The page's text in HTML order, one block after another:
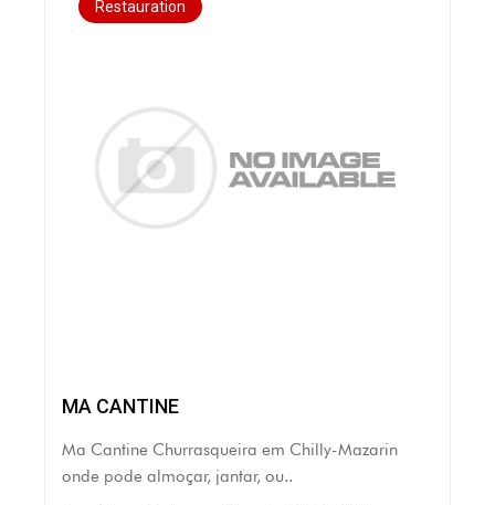
Restauration
MA CANTINE
Ma Cantine Churrasqueira em Chilly-Mazarin
onde pode almoçar, jantar, ou..